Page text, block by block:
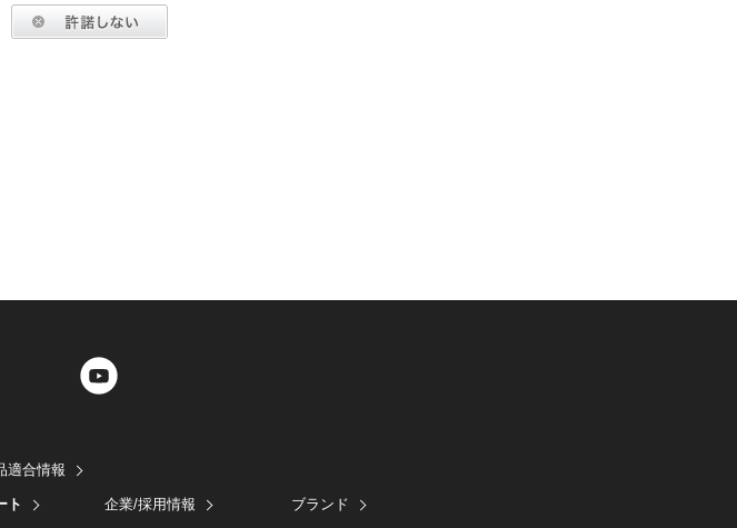
Twitter
適合情報
ト 企業/採用情報 ブランド